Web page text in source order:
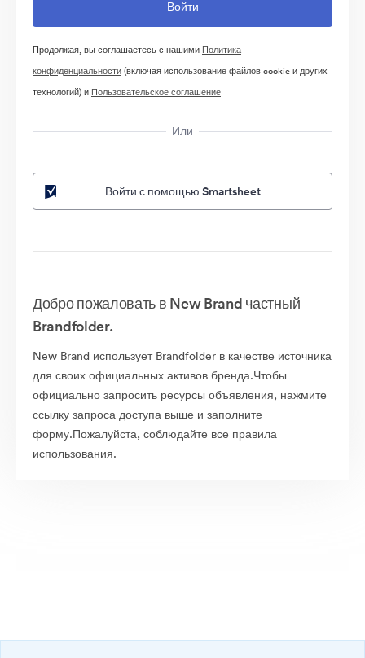
Продолжая, вы соглашаетесь с нашими Политика
конфиденциальности(включая использование файлов cookie и других
технологий) и Пользовательское соглашение
Или
Войти с помощью Smartsheet
Добро пожаловать в New Brand частный
Brandfolder.
New Brand использует Brandfolder в качестве источника
для своих официальных активов бренда.Чтобы
официально запросить ресурсы объявления, нажмите
ссылку запроса доступа выше и заполните
форму.Пожалуйста, соблюдайте все правила
использования.